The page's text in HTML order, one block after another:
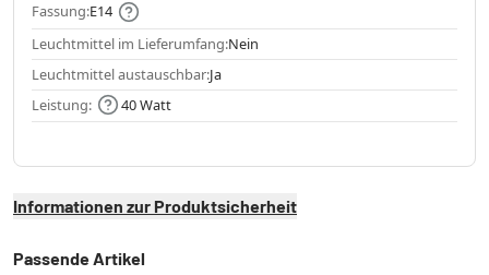
Fassung:E14
Leuchtmittel im Lieferumfang:Nein
Leuchtmittel austauschbar:Ja
Leistung:
40 Watt
Informationen zur Produktsicherheit
Passende Artikel